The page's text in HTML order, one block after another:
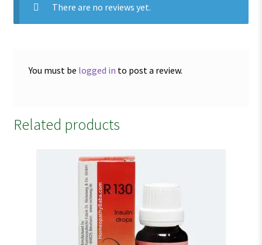
There are no reviews yet.
You must be logged in to post a review.
Related products